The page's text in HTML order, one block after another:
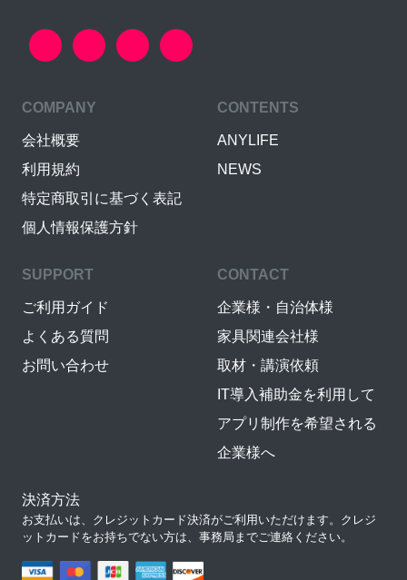
COMPANY
会社概要
利用規約
特定商取引に基づく表記
個人情報保護方針
CONTENTS
ANYLIFE
NEWS
SUPPORT
ご利用ガイド
よくある質問
お問い合わせ
CONTACT
企業様・自治体様
家具関連会社様
取材・講演依頼
IT導入補助金を利用して
アプリ制作を希望される
企業様へ
決済方法
お支払いは、クレジットカード決済がご利用いただけます。クレジ
ットカードをお持ちでない方は、事務局までご連絡ください。